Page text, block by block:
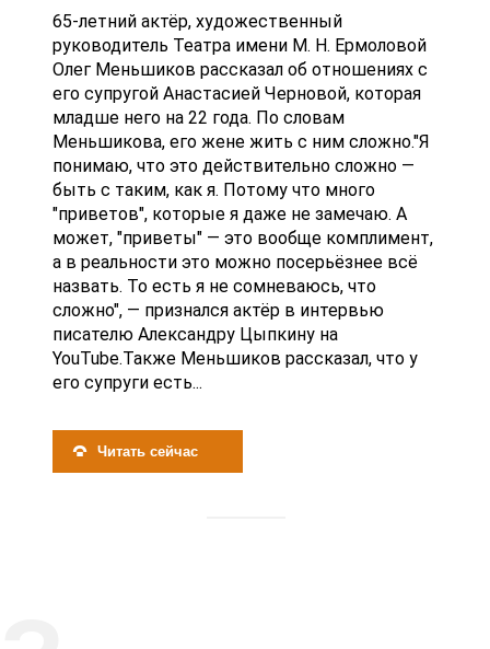
65-летний актёр, художественный
руководитель Театра имени М. Н. Ермоловой
Олег Меньшиков рассказал об отношениях с
его супругой Анастасией Черновой, которая
младше него на 22 года. По словам
Меньшикова, его жене жить с ним сложно."Я
понимаю, что это действительно сложно —
быть с таким, как я. Потому что много
"приветов", которые я даже не замечаю. А
может, "приветы" — это вообще комплимент,
а в реальности это можно посерьёзнее всё
назвать. То есть я не сомневаюсь, что
сложно", — признался актёр в интервью
писателю Александру Цыпкину на
YouTube.Также Меньшиков рассказал, что у
его супруги есть...
Читать сейчас